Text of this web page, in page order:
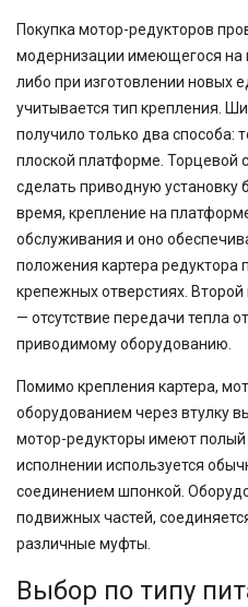
Покупка мотор-редукторов
модернизации имеющегося на
либо при изготовлении новых
учитывается тип крепления.
получило только два способа:
плоской платформе. Торцевой
сделать приводную установку
время, крепление на
обслуживания и оно
положения картера редуктора
крепежных отверстиях.
— отсутствие передачи тепла
приводимому оборудованию.
Помимо крепления картера,
оборудованием через втулку
мотор-редукторы имеют
исполнении используется
соединением шпонкой.
подвижных частей,
различные муфты.
Выбор по типу